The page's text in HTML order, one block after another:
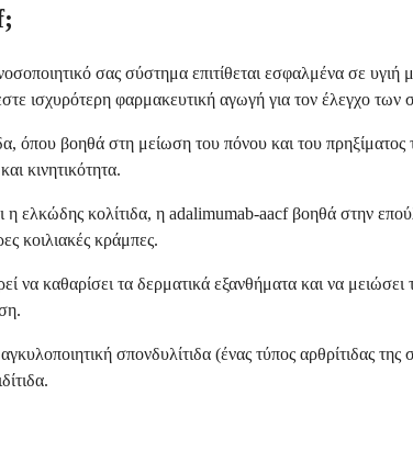
σας σύστημα επιτίθεται εσφαλμένα σε
ισχυρότερη φαρμακευτική αγωγή για τον έλεγχο
όπου βοηθά στη μείωση του πόνου και του
κινητικότητα.
ελκώδης κολίτιδα, η adalimumab-aacf βοηθά στην
κοιλιακές κράμπες.
να καθαρίσει τα δερματικά εξανθήματα και να
σπονδυλίτιδα (ένας τύπος αρθρίτιδας